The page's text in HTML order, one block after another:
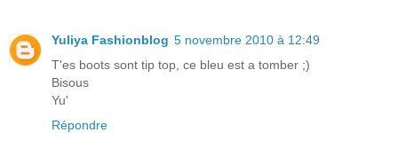
Yuliya Fashionblog 5 novembre 2010 à 12:49
T'es boots sont tip top, ce bleu est a tomber ;)
Bisous
Yu'
Répondre